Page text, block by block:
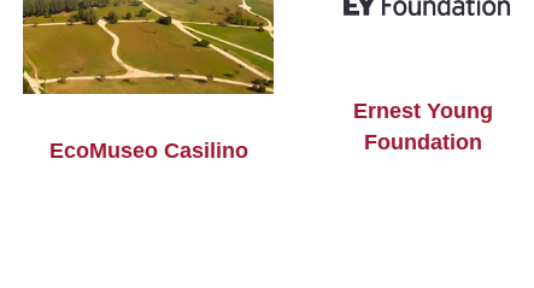
EcoMuseo Casilino
Ernest Young
Foundation